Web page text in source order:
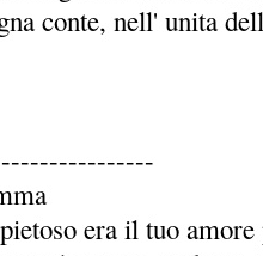
conte, nell' unita
era il tuo